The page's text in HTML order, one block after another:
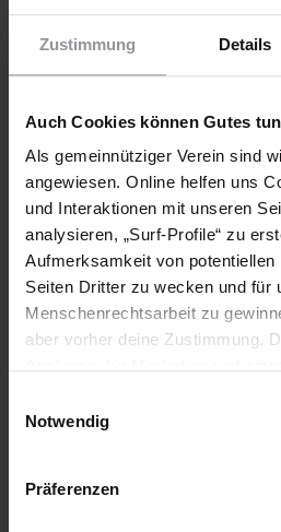
Zustimmung Details
Auch Cookies können Gutes
Als gemeinnütziger Verein sind
angewiesen. Online helfen uns
und Interaktionen mit unseren
analysieren, „Surf-Profile“ zu
Aufmerksamkeit von
Seiten Dritter zu wecken und für
Menschenrechtsarbeit zu
aber vorher deine Zustimmung.
wieder ändern. Diesen Banner
Notwendig
Präferenzen
Teile diesen Beitrag
Bleib informiert
Header
Text
Abonniere den Amnesty-
für die Menschenrechte stark!
Vorname
E-